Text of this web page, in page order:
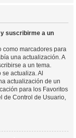
suscribirme a un
como marcadores para
una actualización. A
a un tema.
actualiza. Al
actualización de un
para los Favoritos
de Control de Usuario,